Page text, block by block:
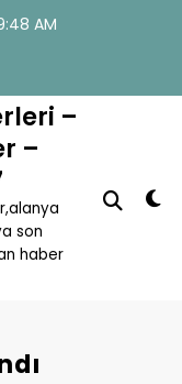
AM
–
–
son
haber